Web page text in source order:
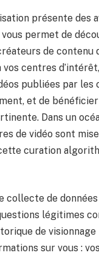
présente des
permet de
de contenu
centres
publiées par les
et de bénéficier
Dans un
de vidéo sont
curation
collecte de
légitimes
de
sur vous :